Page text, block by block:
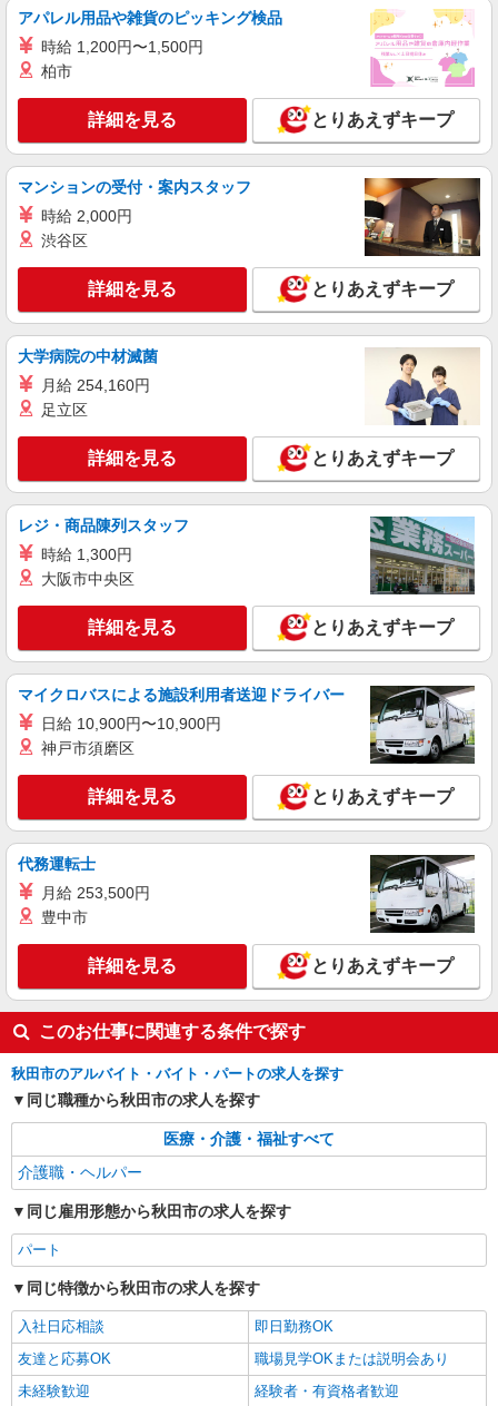
アパレル用品や雑貨のピッキング検品
時給 1,200円〜1,500円
柏市
詳細を見る とりあえずキープ
マンションの受付・案内スタッフ
時給 2,000円
渋谷区
詳細を見る とりあえずキープ
大学病院の中材滅菌
月給 254,160円
足立区
詳細を見る とりあえずキープ
レジ・商品陳列スタッフ
時給 1,300円
大阪市中央区
詳細を見る とりあえずキープ
マイクロバスによる施設利用者送迎ドライバー
日給 10,900円〜10,900円
神戸市須磨区
詳細を見る とりあえずキープ
代務運転士
月給 253,500円
豊中市
詳細を見る とりあえずキープ
このお仕事に関連する条件で探す
秋田市のアルバイト・バイト・パートの求人を探す
同じ職種から秋田市の求人を探す
医療・介護・福祉すべて
介護職・ヘルパー
同じ雇用形態から秋田市の求人を探す
パート
同じ特徴から秋田市の求人を探す
入社日応相談
即日勤務OK
友達と応募OK
職場見学OKまたは説明会あり
未経験歓迎
経験者・有資格者歓迎